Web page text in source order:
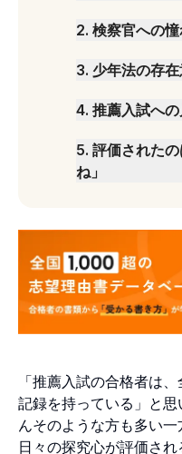
2. 検察官への
3. 少年法の存
4. 推薦入試へ
5. 評価された
ね」
「推薦入試の合格者は
記録を持っている」と
んそのような方も多い
日々の探究心が評価され